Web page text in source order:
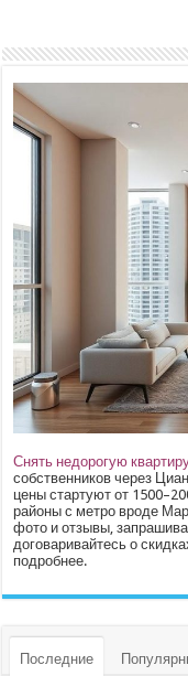
Снять недорогую
собственников через
цены стартуют от
районы с метро вроде
фото и отзывы,
договаривайтесь о
подробнее.
Последние